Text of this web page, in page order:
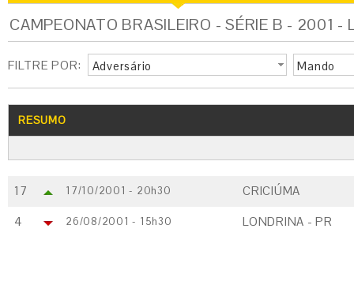
CAMPEONATO BRASILEIRO - SÉRIE B - 2001 -
FILTRE POR: Adversário Mando
RESUMO
17 17/10/2001 - 20h30 CRICIÚMA
4 26/08/2001 - 15h30 LONDRINA - PR